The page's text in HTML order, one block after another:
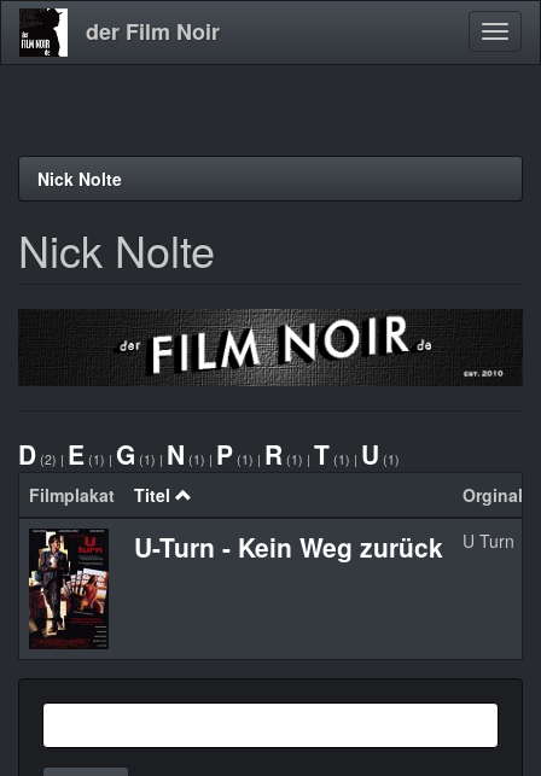
Direkt
der Film Noir
Nick Nolte
Nick Nolte
D (2) | E (1) | G (1) | N (1) | P (1) | R (1) | T (1) | U (1)
Filmplakat Titel
U-Turn - Kein Weg zurück U Turn